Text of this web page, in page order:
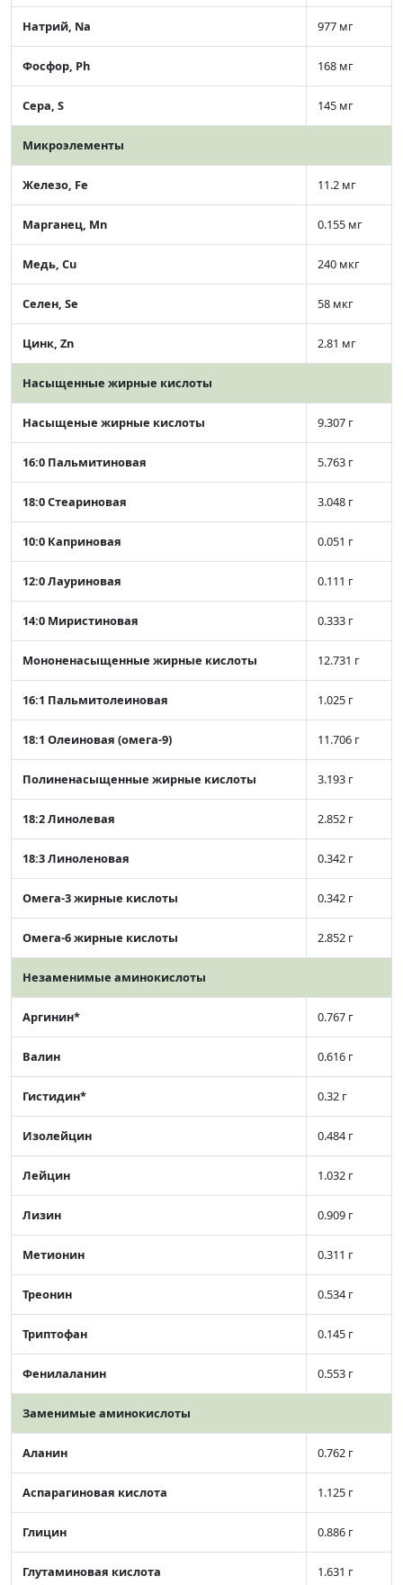
Натрий, Na 977 мг
Фосфор, Ph 168 мг
Сера, S 145 мг
Микроэлементы
Железо, Fe 11.2 мг
Марганец, Mn 0.155 мг
Медь, Cu 240 мкг
Селен, Se 58 мкг
Цинк, Zn 2.81 мг
Насыщенные жирные кислоты
Насыщеные жирные кислоты 9.307 г
16:0 Пальмитиновая 5.763 г
18:0 Стеариновая 3.048 г
10:0 Каприновая 0.051 г
12:0 Лауриновая 0.111 г
14:0 Миристиновая 0.333 г
Мононенасыщенные жирные кислоты 12.731 г
16:1 Пальмитолеиновая 1.025 г
18:1 Олеиновая (омега-9) 11.706 г
Полиненасыщенные жирные кислоты 3.193 г
18:2 Линолевая 2.852 г
18:3 Линоленовая 0.342 г
Омега-3 жирные кислоты 0.342 г
Омега-6 жирные кислоты 2.852 г
Незаменимые аминокислоты
Аргинин* 0.767 г
Валин 0.616 г
Гистидин* 0.32 г
Изолейцин 0.484 г
Лейцин 1.032 г
Лизин 0.909 г
Метионин 0.311 г
Треонин 0.534 г
Триптофан 0.145 г
Фенилаланин 0.553 г
Заменимые аминокислоты
Аланин 0.762 г
Аспарагиновая кислота 1.125 г
Глицин 0.886 г
Глутаминовая кислота 1.631 г